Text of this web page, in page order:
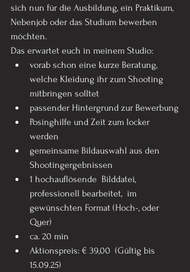
sich nun für die Ausbildung, ein Praktikum,
Nebenjob oder das Studium bewerben
möchten.
Das erwartet euch in meinem Studio:
vorab schon eine kurze Beratung,
welche Kleidung ihr zum Shooting
mitbringen solltet
passender Hintergrund zur Bewerbung
Posinghilfe und Zeit zum locker
werden
gemeinsame Bildauswahl aus den
Shootingergebnissen
1 hochauflösende  Bilddatei,
professionell bearbeitet,  im
gewünschten Format (Hoch-, oder
Quer)
ca. 20 min
Aktionspreis: € 39,00  (Gültig bis
15.09.25)